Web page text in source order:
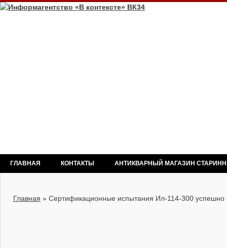
ГЛАВНАЯ КОНТАКТЫ АНТИКВАРНЫЙ МАГАЗИН
Главная » Сертификационные испытания Ил-114-300 успешно